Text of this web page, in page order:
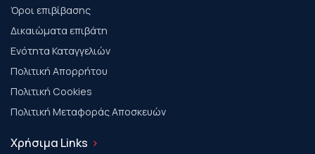
Όροι επιβίβασης
Δικαιώματα επιβάτη
Ενότητα Καταγγελιών
Πολιτική Απορρήτου
Πολιτική Cookies
Πολιτική Μεταφοράς Αποσκευών
Χρήσιμα Links